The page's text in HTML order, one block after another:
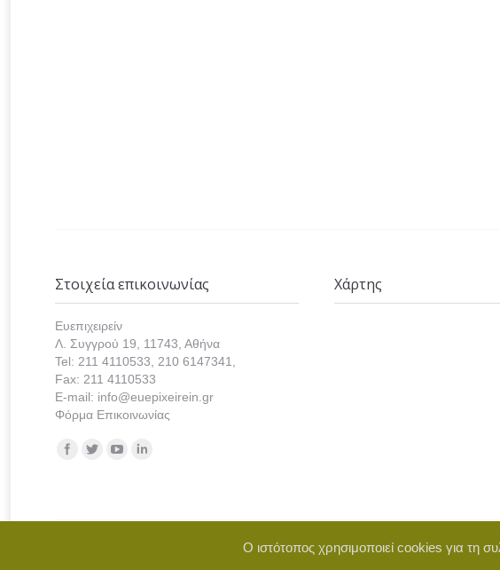
Στοιχεία επικοινωνίας
Ευεπιχειρείν
Λ. Συγγρού 19, 11743, Αθήνα
Tel: 211 4110533, 210 6147341,
Fax: 211 4110533
E-mail: info@euepixeirein.gr
Φόρμα Επικοινωνίας
Find us on:
Χάρτης
Copyright © 2021 euepixeirein.gr | Developed by BigWebTheory
Ο ιστότοπος χρησιμοποιεί cookies για τη